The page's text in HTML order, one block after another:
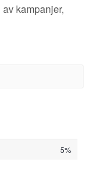
kampanjer,
5%